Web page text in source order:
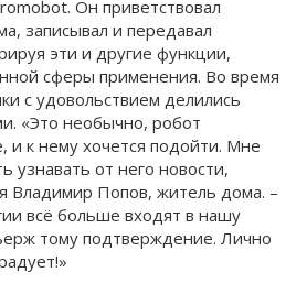
Он приветствовал
записывал и передавал
эти и другие функции,
сферы применения. Во время
с удовольствием делились
«Это необычно, робот
и к нему хочется подойти. Мне
узнавать от него новости,
Владимир Попов, житель дома. –
всё больше входят в нашу
тому подтверждение. Лично